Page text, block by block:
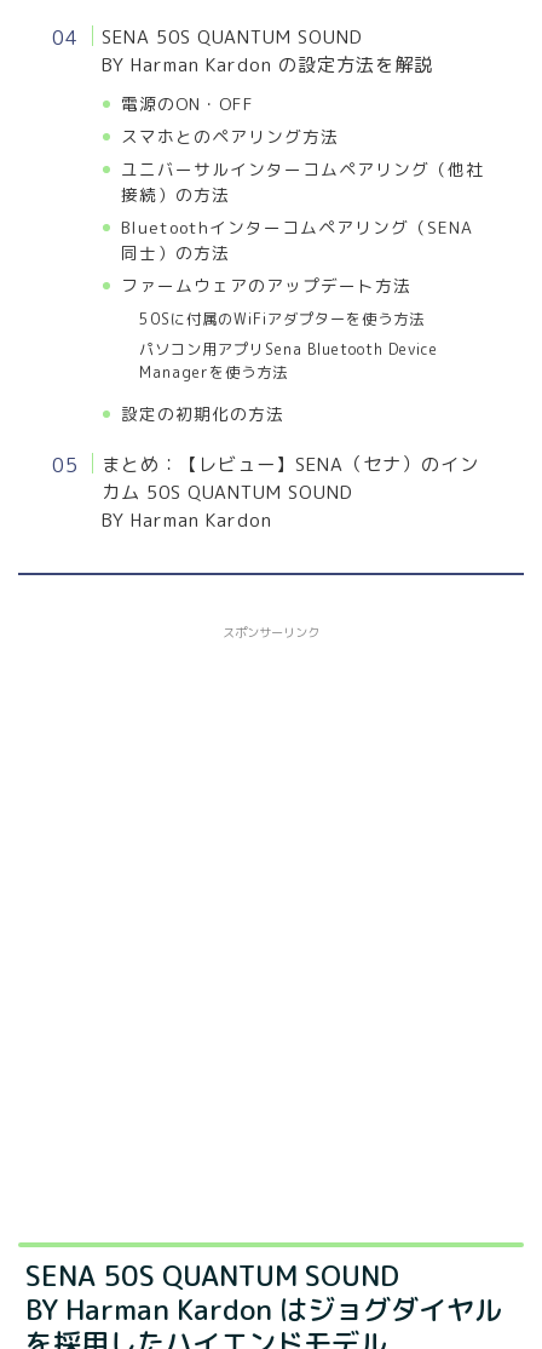
SENA 50S QUANTUM SOUND
BY Harman Kardon の設定方法を解説
電源のON・OFF
スマホとのペアリング方法
ユニバーサルインターコムペアリング（他社
接続）の方法
Bluetoothインターコムペアリング（SENA
同士）の方法
ファームウェアのアップデート方法
50Sに付属のWiFiアダプターを使う方法
パソコン用アプリSena Bluetooth Device
Managerを使う方法
設定の初期化の方法
まとめ：【レビュー】SENA（セナ）のイン
カム 50S QUANTUM SOUND
BY Harman Kardon
スポンサーリンク
SENA 50S QUANTUM SOUND
BY Harman Kardon はジョグダイヤル